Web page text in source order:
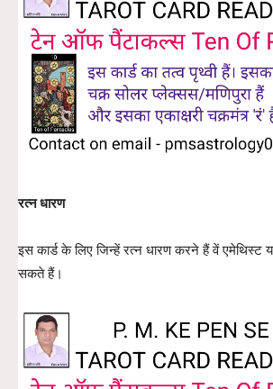
रत्न धारण
इस कार्ड के लिए जिन्हें रत्न धारण करने हैं वें एमेथिस्ट
सकते हैं।